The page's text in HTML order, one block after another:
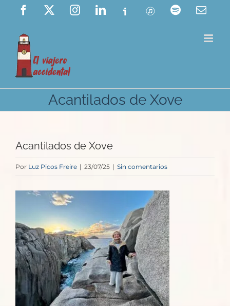
Saltar
contenido
Facebook InstagramLinkedIn
Ivoox ITunes Spotify
Acantilados de Xove
Acantilados de Xove
Por Luz Picos Freire | 23/07/25 | Sin comentarios